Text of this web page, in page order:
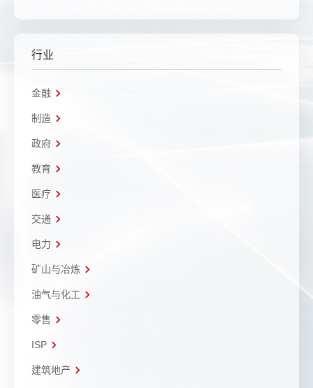
行业
金融
制造
政府
教育
医疗
交通
电力
矿山与冶炼
油气与化工
零售
ISP
建筑地产